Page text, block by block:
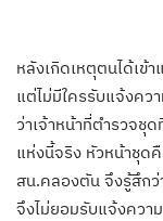
หลังเกิดเหตุตนได้เข้
แต่ไม่มีใครรับแจ้งคว
ว่าเจ้าหน้าที่ตำรวจชุ
แห่งนี้จริง หัวหน้าชุด
สน.คลองตัน จึงรู้สึกว่
จึงไม่ยอมรับแจ้งควา